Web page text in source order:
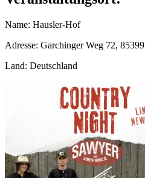
Name: Hausler-Hof
Adresse: Garchinger Weg 72, 85399
Land: Deutschland